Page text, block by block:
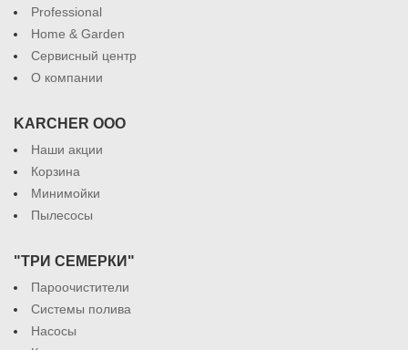
Professional
Home & Garden
Сервисный центр
О компании
KARCHER ООО
Наши акции
Корзина
Минимойки
Пылесосы
"ТРИ СЕМЕРКИ"
Пароочистители
Системы полива
Насосы